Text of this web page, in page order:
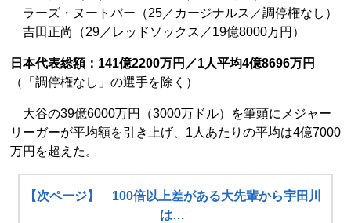
ラーズ・ヌートバー（25／カージナルス／調停権なし）
吉田正尚（29／レッドソックス／19億8000万円）
日本代表総額：141億2200万円／1人平均4億8696万円
（「調停権なし」の選手を除く）
大谷の39億6000万円（3000万ドル）を筆頭にメジャー
リーガーが平均額を引き上げ、1人あたりの平均は4億7000
万円を超えた。
【次ページ】 100倍以上差がある大先輩から宇田川
は…